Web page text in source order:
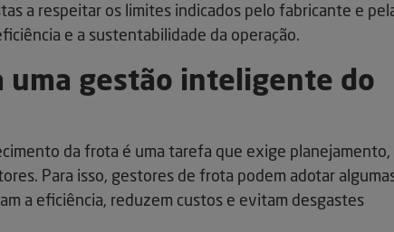
a respeitar os limites indicados pelo fabricante e
e a sustentabilidade da operação.
uma gestão inteligente do
da frota é uma tarefa que exige planejamento,
Para isso, gestores de frota podem adotar
a eficiência, reduzem custos e evitam desgastes